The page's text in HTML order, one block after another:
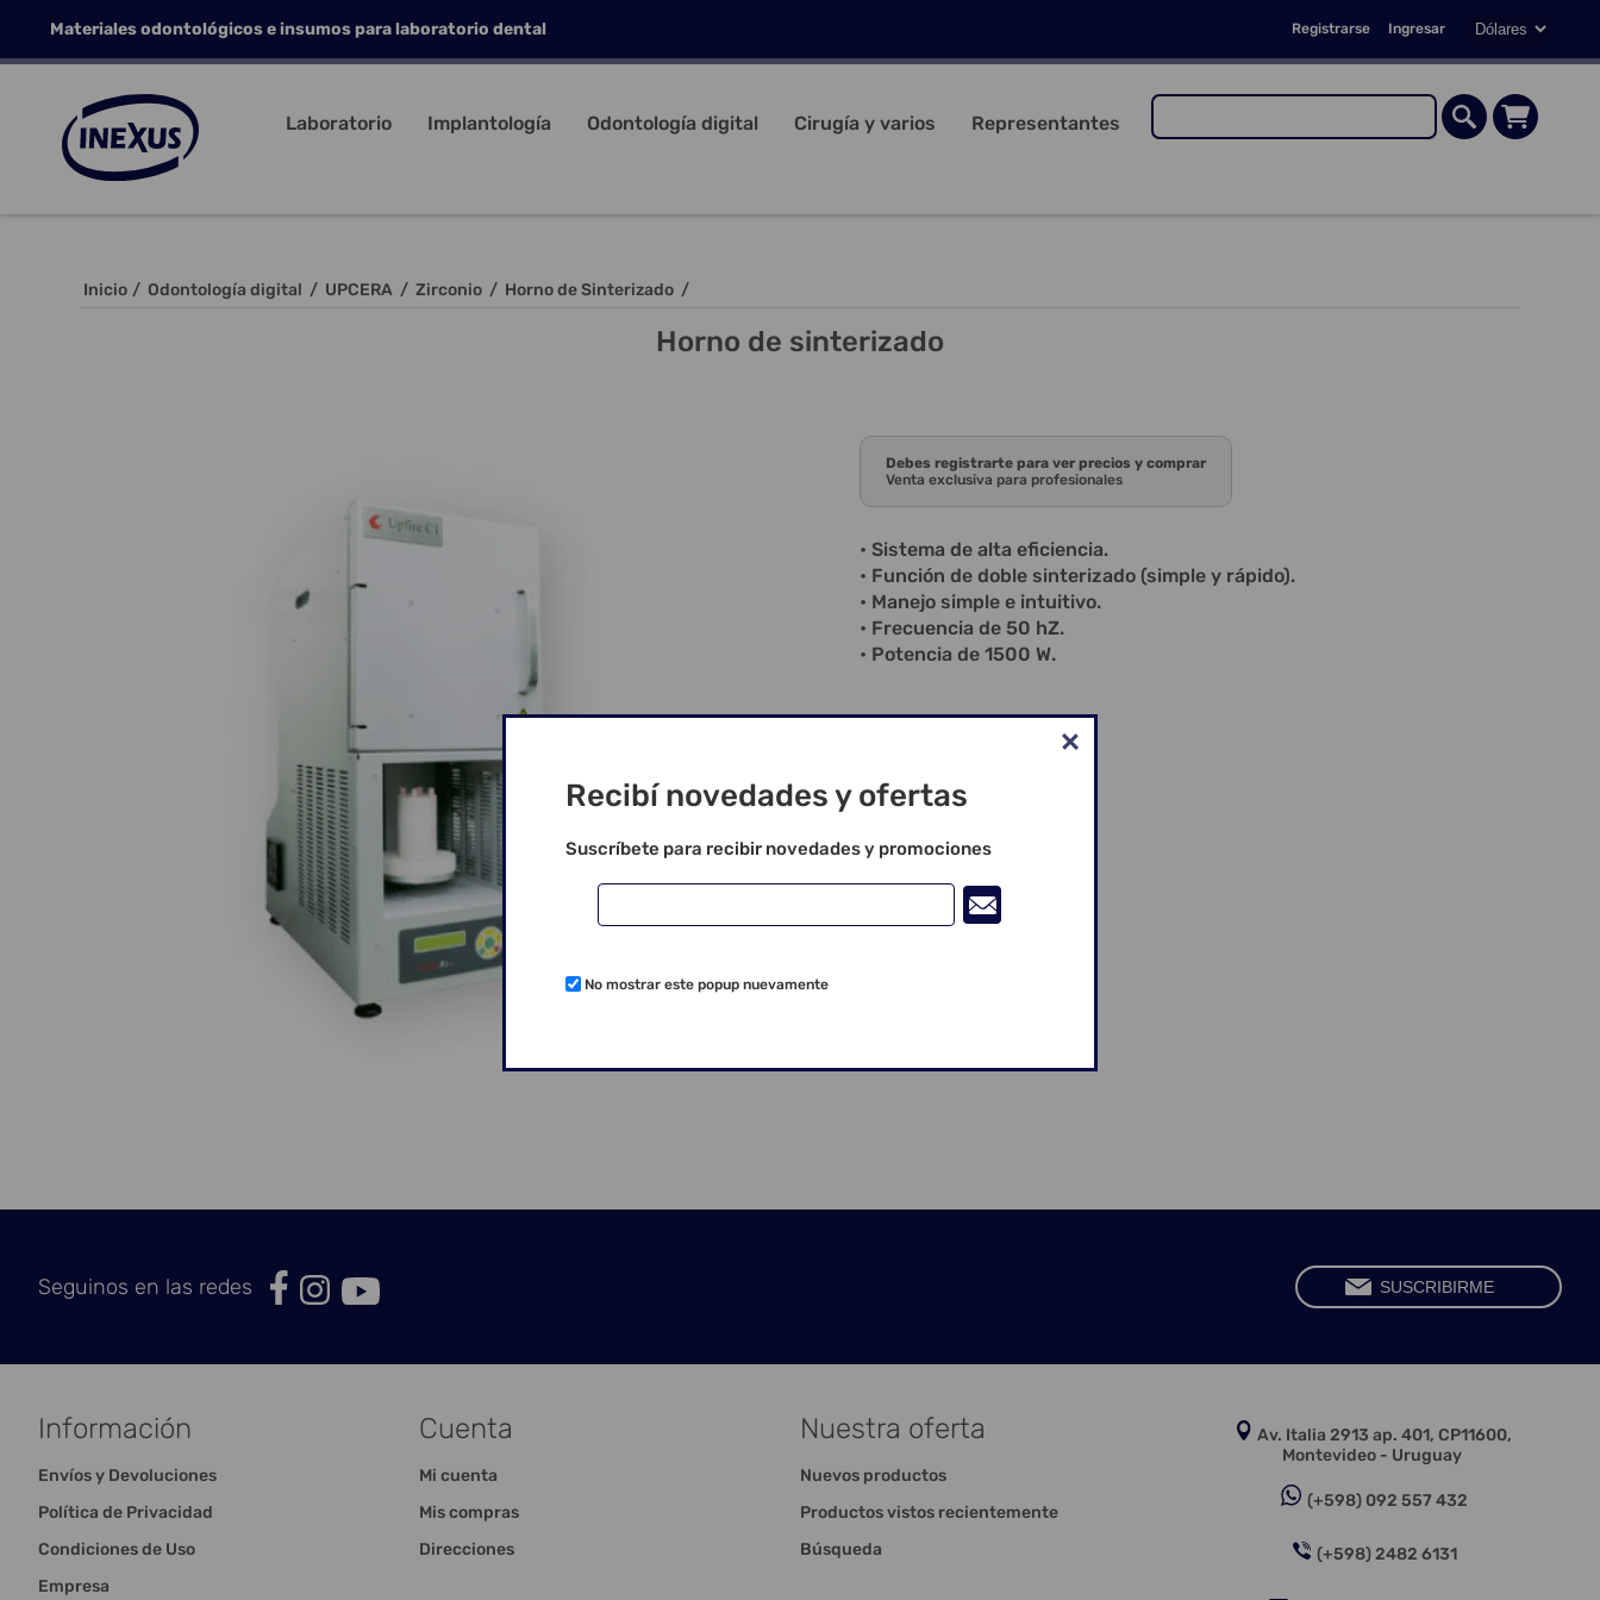
Registrarse Ingresar
Materiales odontológicos e insumos para laboratorio dental
Laboratorio Implantología Odontología digital Cirugía y varios Representantes
Inicio / Odontología digital / UPCERA / Zirconio / Horno de Sinterizado /
Horno de sinterizado
Debes registrarte para ver precios y comprar
Venta exclusiva para profesionales
• Sistema de alta eficiencia.
• Función de doble sinterizado (simple y rápido).
• Manejo simple e intuitivo.
• Frecuencia de 50 hZ.
• Potencia de 1500 W.
Seguinos en las redes
Información
Envíos y Devoluciones
Política de Privacidad
Condiciones de Uso
Empresa
Cuenta
Mi cuenta
Mis compras
Direcciones
Nuestra oferta
Nuevos productos
Productos vistos recientemente
Búsqueda
Av. Italia 2913 ap. 401, CP11600,
Montevideo - Uruguay
(+598) 092 557 432
(+598) 2482 6131
Recibí novedades y ofertas
Suscríbete para recibir novedades y promociones
No mostrar este popup nuevamente